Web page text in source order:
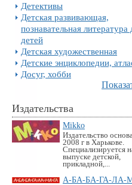
Детективы
Детская развивающая,
познавательная литература
детей
Детская художественная
Детские энциклопедии,
Досуг, хобби
Издательства
Mikko
Издательство
2008 г в Харькове.
Специализируется
выпуске детской,
прикладной,...
А-БА-БА-ГА-ЛА-